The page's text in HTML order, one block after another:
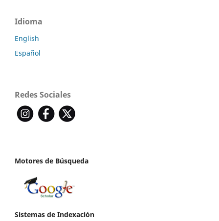
Idioma
English
Español
Redes Sociales
Motores de Búsqueda
Sistemas de Indexación